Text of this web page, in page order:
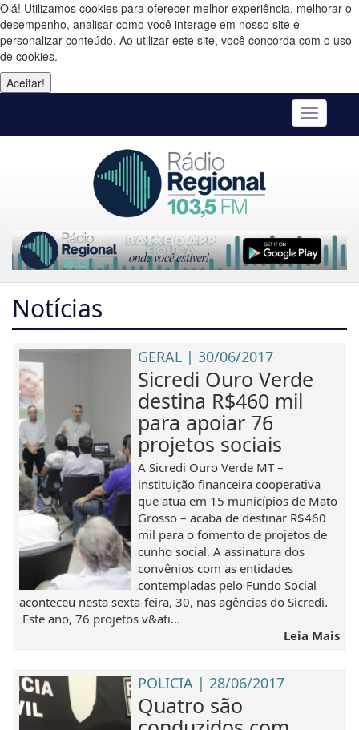
Olá! Utilizamos cookies para oferecer melhor experiência, melhorar o
desempenho, analisar como você interage em nosso site e
personalizar conteúdo. Ao utilizar este site, você concorda com o uso
de cookies.
Aceitar!
Toggle
Notícias
GERAL | 30/06/2017
Sicredi Ouro Verde
destina R$460 mil
para apoiar 76
projetos sociais
A Sicredi Ouro Verde MT –
instituição financeira cooperativa
que atua em 15 municípios de Mato
Grosso – acaba de destinar R$460
mil para o fomento de projetos de
cunho social. A assinatura dos
convênios com as entidades
contempladas pelo Fundo Social
aconteceu nesta sexta-feira, 30, nas agências do Sicredi.
Este ano, 76 projetos v&ati...
Leia Mais
POLICIA | 28/06/2017
Quatro são